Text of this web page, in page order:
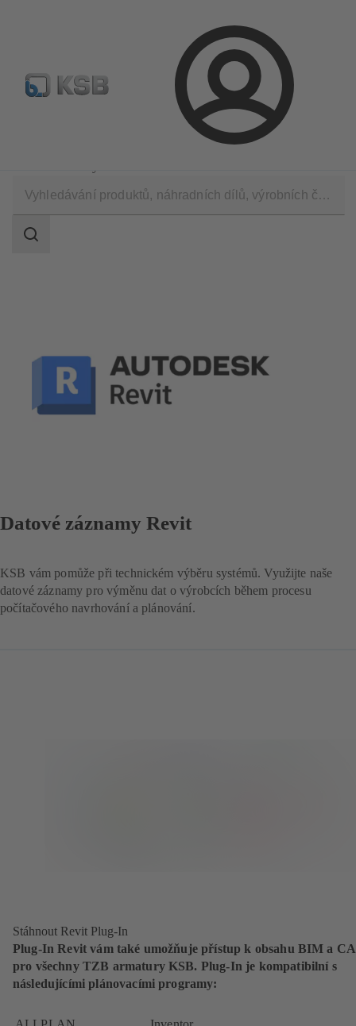
Přihlášení
Najít standardní výrobek BIM a CAD Nástroje pro
Digital product data
vyhledávání
Rozsah
Datové záznamy Revit
KSB vám pomůže při technickém výběru systémů. Využijte naše
datové záznamy pro výměnu dat o výrobcích během procesu
počítačového navrhování a plánování.
Stáhnout Revit Plug-In
Plug-In Revit vám také umožňuje přístup k obsahu BIM a
pro všechny TZB armatury KSB. Plug-In je kompatibilní s
následujícími plánovacími programy: